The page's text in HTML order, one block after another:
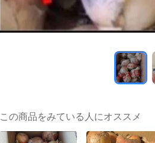
この商品をみている人にオススメ